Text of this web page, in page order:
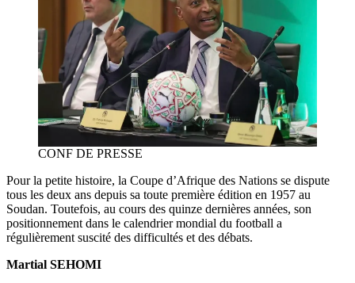
CONF DE PRESSE
‎Pour la petite histoire, la Coupe d’Afrique des Nations se dispute
tous les deux ans depuis sa toute première édition en 1957 au
Soudan. Toutefois, au cours des quinze dernières années, son
positionnement dans le calendrier mondial du football a
régulièrement suscité des difficultés et des débats.
Martial SEHOMI